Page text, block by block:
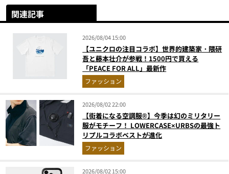
関連記事
2026/08/04 15:00
【ユニクロの注目コラボ】世界的建築家・隈研
吾と藤本壮介が参戦！1500円で買える
「PEACE FOR ALL」最新作
ファッション
2026/08/02 22:00
【街着になる空調服®】今季は幻のミリタリー
服がモチーフ！ LOWERCASE×URBSの最強ト
リプルコラボベストが進化
ファッション
2026/08/02 15:00